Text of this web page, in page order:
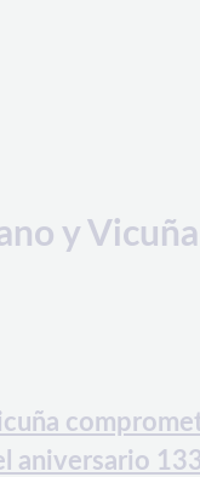
y Vicuña
aniversario